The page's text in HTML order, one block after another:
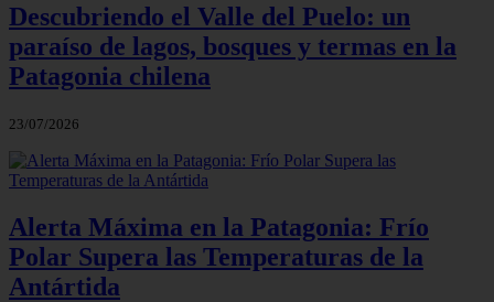
Descubriendo el Valle del Puelo: un
paraíso de lagos, bosques y termas en la
Patagonia chilena
23/07/2026
Alerta Máxima en la Patagonia: Frío
Polar Supera las Temperaturas de la
Antártida